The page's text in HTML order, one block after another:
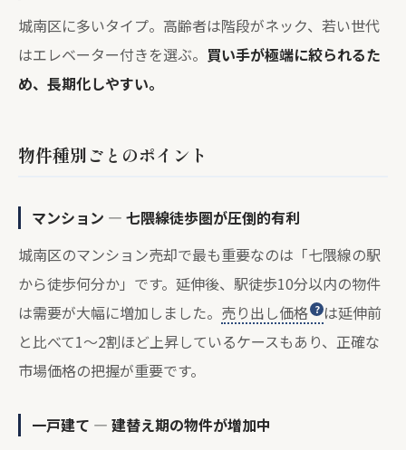
城南区に多いタイプ。高齢者は階段がネック、若い世代
はエレベーター付きを選ぶ。 買い手が極端に絞られるた
め、長期化しやすい。
物件種別ごとのポイント
マンション — 七隈線徒歩圏が圧倒的有利
城南区のマンション売却で最も重要なのは「七隈線の駅
から徒歩何分か」です。延伸後、駅徒歩10分以内の物件
は需要が大幅に増加しました。 売り出し価格
は延伸前
と比べて1〜2割ほど上昇しているケースもあり、正確な
市場価格の把握が重要です。
一戸建て — 建替え期の物件が増加中